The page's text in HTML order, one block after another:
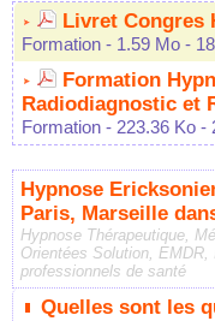
Livret Congres
Formation - 1.59 Mo -
Formation
Radiodiagnostic et
Formation - 223.36 Ko -
Hypnose
Paris, Marseille
Hypnose Thérapeutique,
Orientées Solution,
professionnels de santé
Quelles sont les